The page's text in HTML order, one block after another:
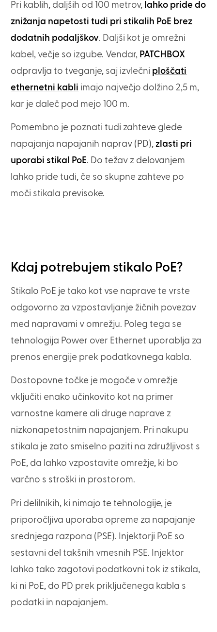
Pri kablih, daljših od 100 metrov, lahko pride do
znižanja napetosti tudi pri stikalih PoE brez
dodatnih podaljškov. Daljši kot je omrežni
kabel, večje so izgube. Vendar, PATCHBOX
odpravlja to tveganje, saj izvlečni ploščati
ethernetni kabli imajo največjo dolžino 2,5 m,
kar je daleč pod mejo 100 m.
Pomembno je poznati tudi zahteve glede
napajanja napajanih naprav (PD), zlasti pri
uporabi stikal PoE. Do težav z delovanjem
lahko pride tudi, če so skupne zahteve po
moči stikala previsoke.
Kdaj potrebujem stikalo PoE?
Stikalo PoE je tako kot vse naprave te vrste
odgovorno za vzpostavljanje žičnih povezav
med napravami v omrežju. Poleg tega se
tehnologija Power over Ethernet uporablja za
prenos energije prek podatkovnega kabla.
Dostopovne točke je mogoče v omrežje
vključiti enako učinkovito kot na primer
varnostne kamere ali druge naprave z
nizkonapetostnim napajanjem. Pri nakupu
stikala je zato smiselno paziti na združljivost s
PoE, da lahko vzpostavite omrežje, ki bo
varčno s stroški in prostorom.
Pri delilnikih, ki nimajo te tehnologije, je
priporočljiva uporaba opreme za napajanje
srednjega razpona (PSE). Injektorji PoE so
sestavni del takšnih vmesnih PSE. Injektor
lahko tako zagotovi podatkovni tok iz stikala,
ki ni PoE, do PD prek priključenega kabla s
podatki in napajanjem.